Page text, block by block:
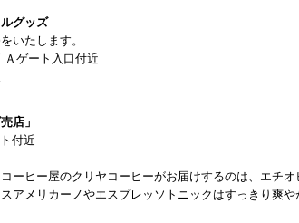
グッズ
いたします。
Ａゲート入口付近
店」
付近
ーヒー屋のクリヤコーヒーがお届けするのは、エチ
アメリカーノやエスプレッソトニックはすっきり爽